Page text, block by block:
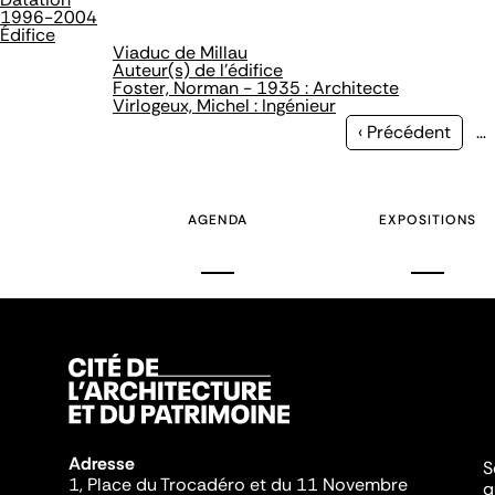
1996-2004
Édifice
Viaduc de Millau
Auteur(s) de l'édifice
Foster, Norman - 1935 : Architecte
Virlogeux, Michel : Ingénieur
Page
‹ Précédent …
AGENDA EXPOSITIONS
Adresse
1, Place du Trocadéro et du 11 Novembre